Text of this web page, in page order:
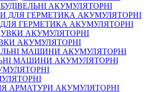
АКУМУЛЯТОРНІ
ГЕРМЕТИКА АКУМУЛЯТОРНІ
АКУМУЛЯТОРНІ
МАШИНИ АКУМУЛЯТОРНІ